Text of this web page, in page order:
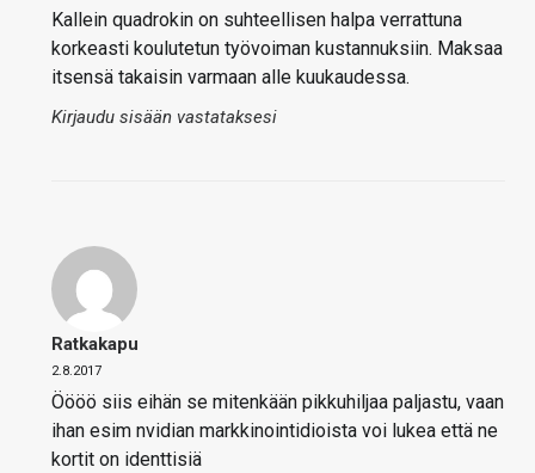
Kallein quadrokin on suhteellisen halpa verrattuna
korkeasti koulutetun työvoiman kustannuksiin. Maksaa
itsensä takaisin varmaan alle kuukaudessa.
Kirjaudu sisään vastataksesi
Ratkakapu
2.8.2017
Öööö siis eihän se mitenkään pikkuhiljaa paljastu, vaan
ihan esim nvidian markkinointidioista voi lukea että ne
kortit on identtisiä